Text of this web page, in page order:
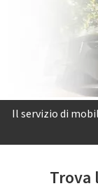
Il servizio di
Trova